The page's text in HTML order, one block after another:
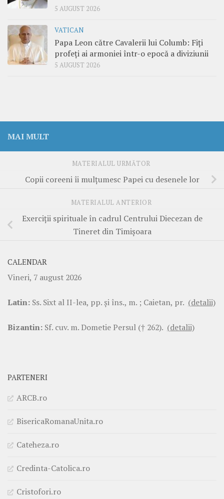
5 AUGUST 2026
VATICAN
Papa Leon către Cavalerii lui Columb: Fiți
profeți ai armoniei într-o epocă a diviziunii
5 AUGUST 2026
MAI MULT
MATERIALUL URMĂTOR
Copii coreeni îi mulţumesc Papei cu desenele lor
MATERIALUL ANTERIOR
Exerciţii spirituale în cadrul Centrului Diecezan de
Tineret din Timişoara
CALENDAR
Vineri, 7 august 2026
Latin: Ss. Sixt al II-lea, pp. şi îns., m. ; Caietan, pr. (detalii)
Bizantin: Sf. cuv. m. Dometie Persul († 262). (detalii)
PARTENERI
ARCB.ro
BisericaRomanaUnita.ro
Cateheza.ro
Credinta-Catolica.ro
Cristofori.ro